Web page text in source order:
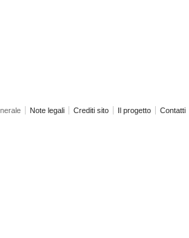
Note legali Crediti sito Il progetto Contatti